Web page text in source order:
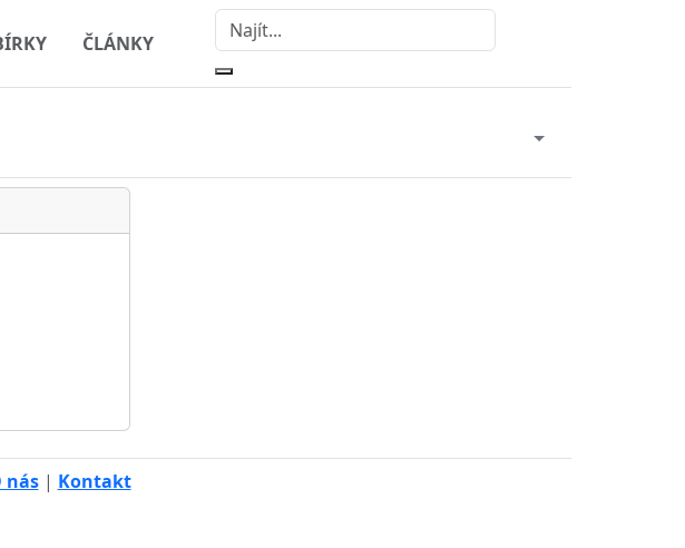
ČLÁNKY
nás| Kontakt